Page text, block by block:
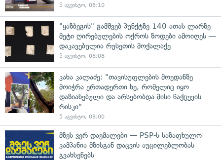
5 აგვისტო, 08:10
"ყაზბეგის" გამშვებ პუნქტზე 140 ათას ლარზე
მეტი ღირებულების ოქროს ზოდები ამოიღეს —
დაკავებულია რუსეთის მოქალაქე
5 აგვისტო, 08:08
კახა კალაძე: "თავისუფლების მოედანზე
მოიჭრა ერთადერთი ხე, რომელიც იყო
დაზიანებული და არსებობდა მისი წაქცევის
რისკი"
5 აგვისტო, 08:00
მზეს ვერ დაემალები — PSP-ს საზაფხულო
კამპანია მზისგან დაცვის აუცილებლობას
გვახსენებს